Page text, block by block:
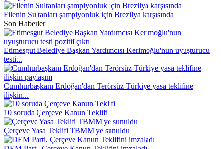
Filenin Sultanları şampiyonluk için Brezilya karşısında
Son Haberler
Etimesgut Belediye Başkan Yardımcısı Kerimoğlu'nun uyuşturucu
testi...
Cumhurbaşkanı Erdoğan'dan Terörsüz Türkiye yasa teklifine
ilişkin...
10 soruda Çerçeve Kanun Teklifi
Çerçeve Yasa Teklifi TBMM'ye sunuldu